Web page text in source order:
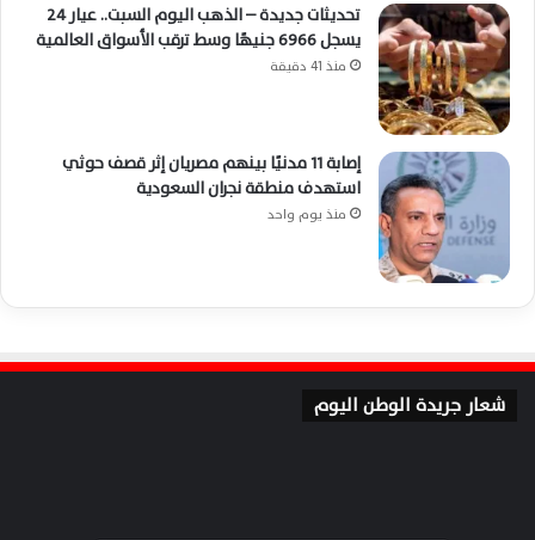
تحديثات جديدة – الذهب اليوم السبت.. عيار 24
يسجل 6966 جنيهًا وسط ترقب الأسواق العالمية
منذ 41 دقيقة
إصابة 11 مدنيًا بينهم مصريان إثر قصف حوثي
استهدف منطقة نجران السعودية
منذ يوم واحد
شعار جريدة الوطن اليوم